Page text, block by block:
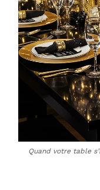
Quand votre table